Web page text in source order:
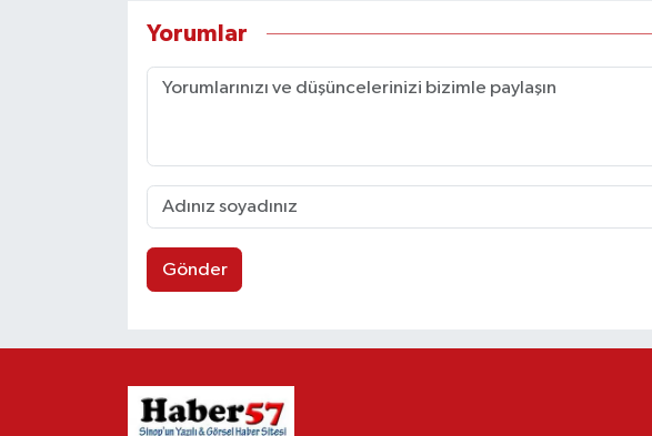
Yorumlar
Gönder